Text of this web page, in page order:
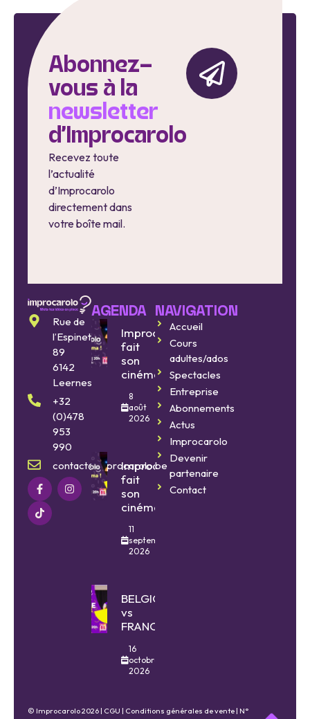
Abonnez-
vous à la
newsletter
d'Improcarolo
Recevez toute
l’actualité
d’Improcarolo
directement dans
votre boîte mail.
Rue de
l’Espinette
89
6142
Leernes
+32
(0)478
953
990
contact@improcarolo.be
AGENDA
Improcarolo
fait
son
cinéma
8
août
2026
Improcarolo
fait
son
cinéma
11
septembre
2026
BELGIQUE
vs
FRANCE
16
octobre
2026
NAVIGATION
Accueil
Cours
adultes/ados
Spectacles
Entreprise
Abonnements
Actus
Improcarolo
Devenir
partenaire
Contact
© Improcarolo 2026 | CGU | Conditions générales de vente | N°